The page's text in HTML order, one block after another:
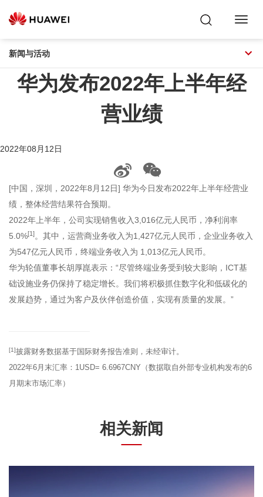
新闻与活动
华为发布2022年上半年经
营业绩
2022年08月12日
[中国，深圳，2022年8月12日] 华为今日发布2022年上半年经营业
绩，整体经营结果符合预期。
2022年上半年，公司实现销售收入3,016亿元人民币，净利润率
5.0%[1]。其中，运营商业务收入为1,427亿元人民币，企业业务收入
为547亿元人民币，终端业务收入为 1,013亿元人民币。
华为轮值董事长胡厚崑表示：“尽管终端业务受到较大影响，ICT基
础设施业务仍保持了稳定增长。我们将积极抓住数字化和低碳化的
发展趋势，通过为客户及伙伴创造价值，实现有质量的发展。”
[1]披露财务数据基于国际财务报告准则，未经审计。
2022年6月末汇率：1USD= 6.6967CNY（数据取自外部专业机构发布的6
月期末市场汇率）
相关新闻